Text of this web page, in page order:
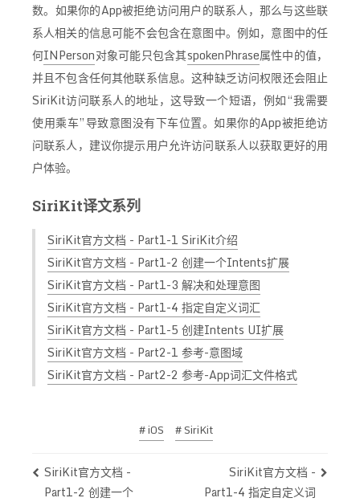
数。如果你的App被拒绝访问用户的联系人，那么与这些联
系人相关的信息可能不会包含在意图中。例如，意图中的任
何INPerson对象可能只包含其spokenPhrase属性中的值，
并且不包含任何其他联系信息。这种缺乏访问权限还会阻止
SiriKit访问联系人的地址，这导致一个短语，例如“我需要
使用乘车”导致意图没有下车位置。如果你的App被拒绝访
问联系人，建议你提示用户允许访问联系人以获取更好的用
户体验。
SiriKit译文系列
SiriKit官方文档 - Part1-1 SiriKit介绍
SiriKit官方文档 - Part1-2 创建一个Intents扩展
SiriKit官方文档 - Part1-3 解决和处理意图
SiriKit官方文档 - Part1-4 指定自定义词汇
SiriKit官方文档 - Part1-5 创建Intents UI扩展
SiriKit官方文档 - Part2-1 参考-意图域
SiriKit官方文档 - Part2-2 参考-App词汇文件格式
# iOS # SiriKit
SiriKit官方文档 -
Part1-2 创建一个
SiriKit官方文档 -
Part1-4 指定自定义词